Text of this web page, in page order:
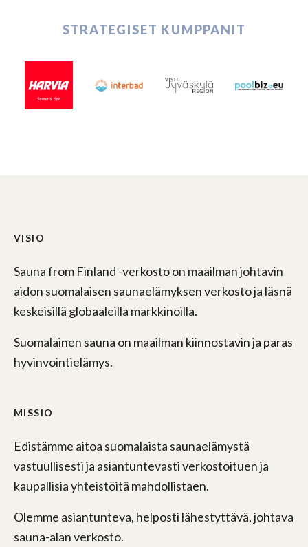
STRATEGISET KUMPPANIT
VISIO
Sauna from Finland -verkosto on maailman johtavin
aidon suomalaisen saunaelämyksen verkosto ja läsnä
keskeisillä globaaleilla markkinoilla.
Suomalainen sauna on maailman kiinnostavin ja paras
hyvinvointielämys.
MISSIO
Edistämme aitoa suomalaista saunaelämystä
vastuullisesti ja asiantuntevasti verkostoituen ja
kaupallisia yhteistöitä mahdollistaen.
Olemme asiantunteva, helposti lähestyttävä, johtava
sauna-alan verkosto.